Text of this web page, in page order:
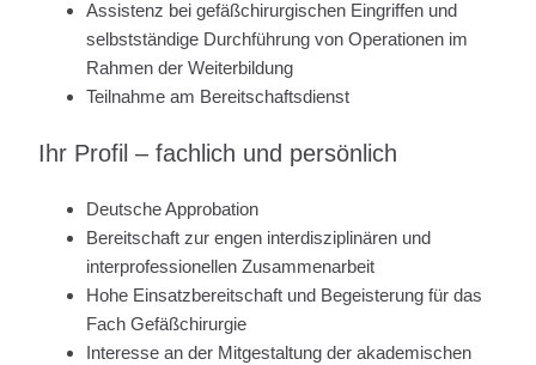
Assistenz bei gefäßchirurgischen Eingriffen und
selbstständige Durchführung von Operationen im
Rahmen der Weiterbildung
Teilnahme am Bereitschaftsdienst
Ihr Profil – fachlich und persönlich
Deutsche Approbation
Bereitschaft zur engen interdisziplinären und
interprofessionellen Zusammenarbeit
Hohe Einsatzbereitschaft und Begeisterung für das
Fach Gefäßchirurgie
Interesse an der Mitgestaltung der akademischen